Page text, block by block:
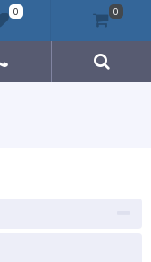
0 0